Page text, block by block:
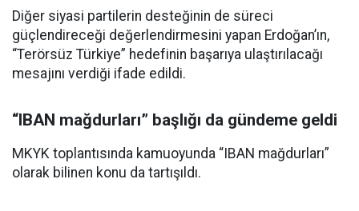
Diğer siyasi partilerin desteğinin de süreci
güçlendireceği değerlendirmesini yapan Erdoğan’ın,
“Terörsüz Türkiye” hedefinin başarıya ulaştırılacağı
mesajını verdiği ifade edildi.
“IBAN mağdurları” başlığı da gündeme geldi
MKYK toplantısında kamuoyunda “IBAN mağdurları”
olarak bilinen konu da tartışıldı.